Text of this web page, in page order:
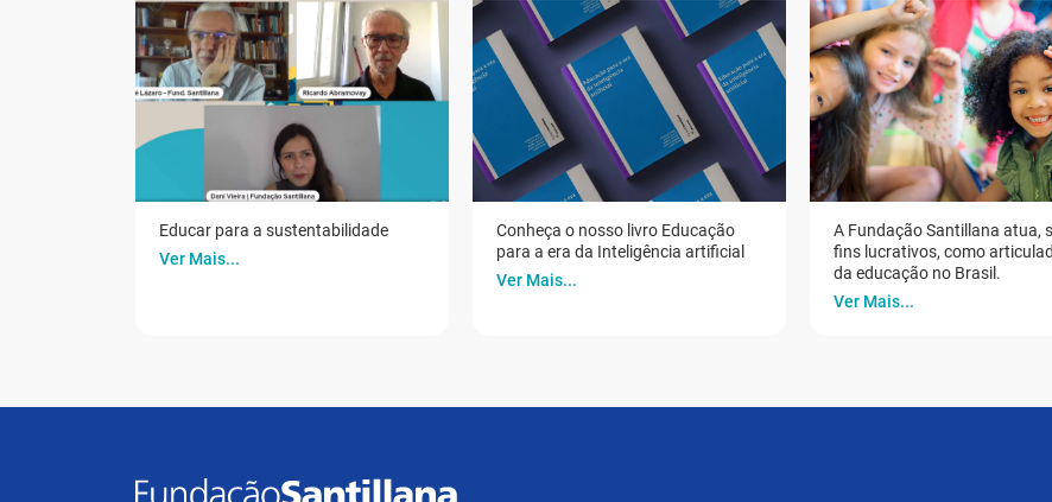
Educar para a sustentabilidade
Ver Mais...
Conheça o nosso livro Educação
para a era da Inteligência artificial
Ver Mais...
A Fundação Santillana atua,
fins lucrativos, como
da educação no Brasil.
Ver Mais...